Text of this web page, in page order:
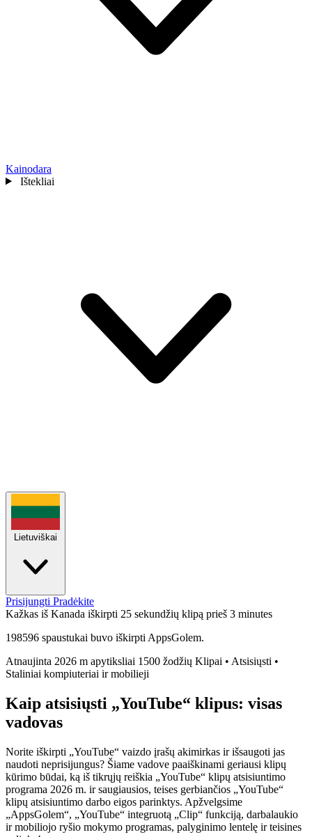
Kainodara
Ištekliai
Lietuviškai
Prisijungti Pradėkite
Kažkas iš Kanada iškirpti 25 sekundžių klipą prieš 3 minutes
198596 spaustukai buvo iškirpti AppsGolem.
Atnaujinta 2026 m apytiksliai 1500 žodžių Klipai • Atsisiųsti •
Staliniai kompiuteriai ir mobilieji
Kaip atsisiųsti „YouTube“ klipus: visas
vadovas
Norite iškirpti „YouTube“ vaizdo įrašų akimirkas ir išsaugoti jas
naudoti neprisijungus? Šiame vadove paaiškinami geriausi klipų
kūrimo būdai, ką iš tikrųjų reiškia „YouTube“ klipų atsisiuntimo
programa 2026 m. ir saugiausios, teises gerbiančios „YouTube“
klipų atsisiuntimo darbo eigos parinktys. Apžvelgsime
„AppsGolem“, „YouTube“ integruotą „Clip“ funkciją, darbalaukio
ir mobiliojo ryšio mokymo programas, palyginimo lentelę ir teisines